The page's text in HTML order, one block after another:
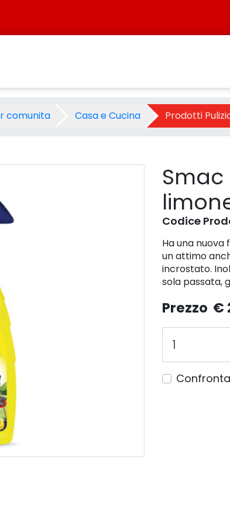
al limone ml.650 -
comunita Casa e Cucina Prodotti
Codice
Ha una
un attimo
incrostato.
sola passata,
Prezzo €
Confronta